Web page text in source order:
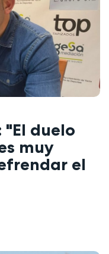
duelo
muy
el